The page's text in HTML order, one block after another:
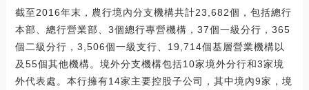
截至2016年末，農行境內分支機構共計23,682個，包括總行
本部、總行營業部、3個總行專營機構，37個一級分行，365
個二級分行，3,506個一級支行、19,714個基層營業機構以
及55個其他機構。境外分支機構包括10家境外分行和3家境
外代表處。本行擁有14家主要控股子公司，其中境內9家，境